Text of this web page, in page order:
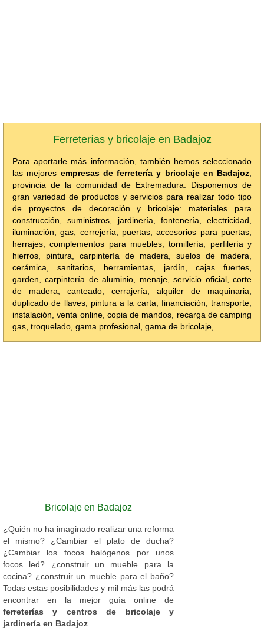
Ferreterías y bricolaje en Badajoz
Para aportarle más información, también hemos seleccionado
las mejores empresas de ferretería y bricolaje en Badajoz
provincia de la comunidad de Extremadura. Disponemos de
gran variedad de productos y servicios para realizar todo tipo
de proyectos de decoración y bricolaje: materiales para
construcción, suministros, jardinería, fontenería, electricidad,
iluminación, gas, cerrejería, puertas, accesorios para puertas,
herrajes, complementos para muebles, tornillería, perfilería y
hierros, pintura, carpintería de madera, suelos de madera,
cerámica, sanitarios, herramientas, jardín, cajas fuertes,
garden, carpintería de aluminio, menaje, servicio oficial, corte
de madera, canteado, cerrajería, alquiler de maquinaria,
duplicado de llaves, pintura a la carta, financiación, transporte,
instalación, venta online, copia de mandos, recarga de camping
gas, troquelado, gama profesional, gama de bricolaje,...
Bricolaje en Badajoz
¿Quién no ha imaginado realizar una reforma
el mismo? ¿Cambiar el plato de ducha?
¿Cambiar los focos halógenos por unos
focos led? ¿construir un mueble para la
cocina? ¿construir un mueble para el baño?
Todas estas posibilidades y mil más las podrá
encontrar en la mejor guía online de
ferreterías y centros de bricolaje y
jardinería en Badajoz